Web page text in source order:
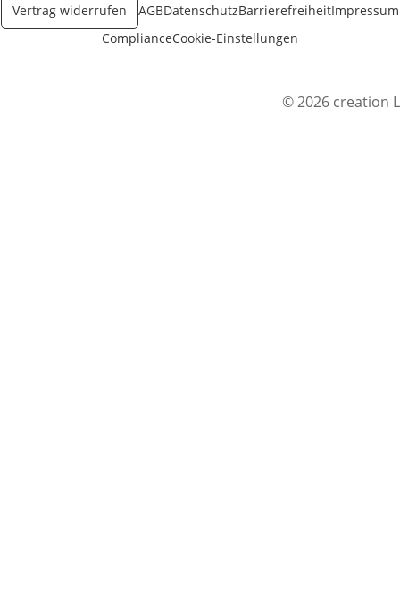
Vertrag widerrufen AGBDatenschutzBarrierefreiheitImpressum
ComplianceCookie-Einstellungen
© 2026 creation L